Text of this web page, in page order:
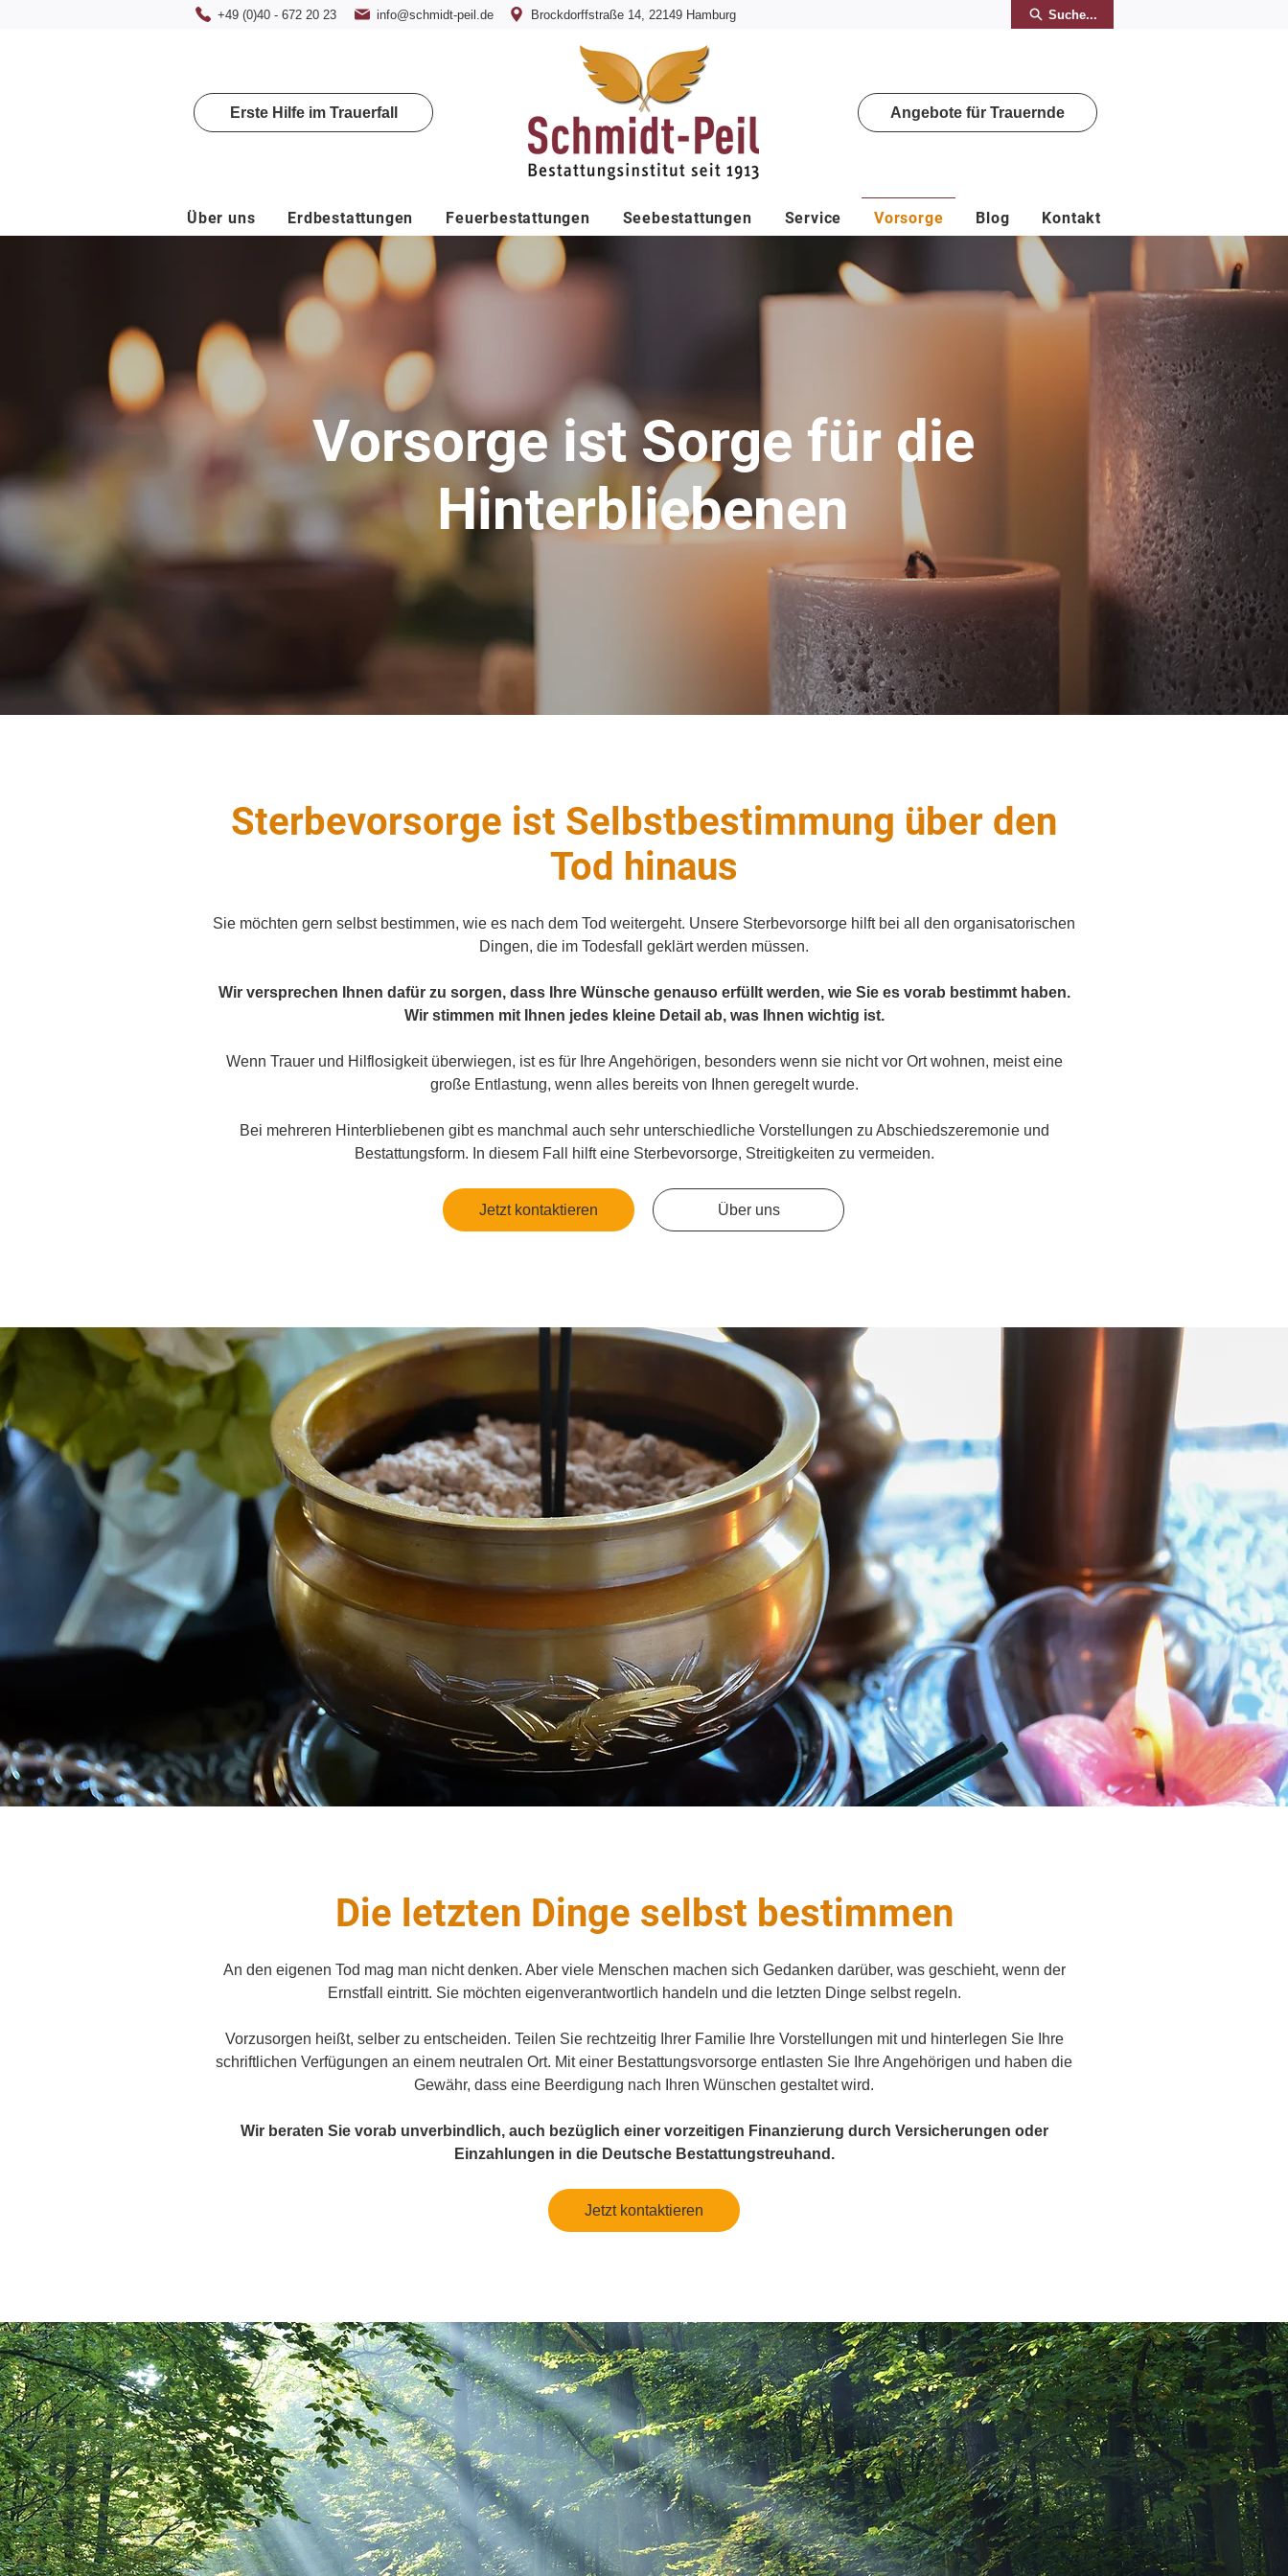
+49 (0)40 - 672 20 23 info@schmidt-peil.de Brockdorffstraße 14, 22149 Hamburg Suche...
Erste Hilfe im Trauerfall Angebote für Trauernde
Über uns Erdbestattungen Feuerbestattungen Seebestattungen Service Vorsorge Blog Kontakt
Vorsorge ist Sorge für die
Hinterbliebenen
Sterbevorsorge ist Selbstbestimmung über den
Tod hinaus
Sie möchten gern selbst bestimmen, wie es nach dem Tod weitergeht. Unsere Sterbevorsorge hilft bei all den organisatorischen
Dingen, die im Todesfall geklärt werden müssen.
Wir versprechen Ihnen dafür zu sorgen, dass Ihre Wünsche genauso erfüllt werden, wie Sie es vorab bestimmt haben.
Wir stimmen mit Ihnen jedes kleine Detail ab, was Ihnen wichtig ist.
Wenn Trauer und Hilflosigkeit überwiegen, ist es für Ihre Angehörigen, besonders wenn sie nicht vor Ort wohnen, meist eine
große Entlastung, wenn alles bereits von Ihnen geregelt wurde.
Bei mehreren Hinterbliebenen gibt es manchmal auch sehr unterschiedliche Vorstellungen zu Abschiedszeremonie und
Bestattungsform. In diesem Fall hilft eine Sterbevorsorge, Streitigkeiten zu vermeiden.
Jetzt kontaktieren Über uns
Die letzten Dinge selbst bestimmen
An den eigenen Tod mag man nicht denken. Aber viele Menschen machen sich Gedanken darüber, was geschieht, wenn der
Ernstfall eintritt. Sie möchten eigenverantwortlich handeln und die letzten Dinge selbst regeln.
Vorzusorgen heißt, selber zu entscheiden. Teilen Sie rechtzeitig Ihrer Familie Ihre Vorstellungen mit und hinterlegen Sie Ihre
schriftlichen Verfügungen an einem neutralen Ort. Mit einer Bestattungsvorsorge entlasten Sie Ihre Angehörigen und haben die
Gewähr, dass eine Beerdigung nach Ihren Wünschen gestaltet wird.
Wir beraten Sie vorab unverbindlich, auch bezüglich einer vorzeitigen Finanzierung durch Versicherungen oder
Einzahlungen in die Deutsche Bestattungstreuhand.
Jetzt kontaktieren